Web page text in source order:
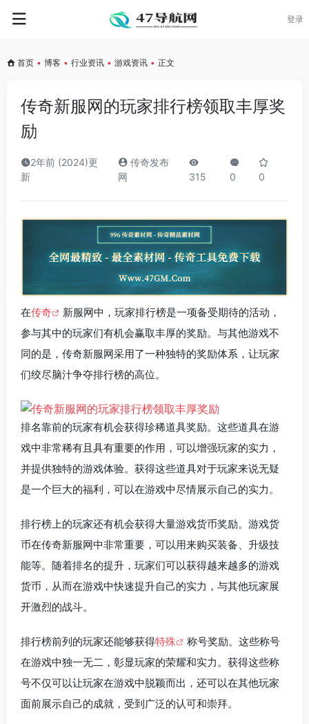
登录
首页 • 博客 • 行业资讯 • 游戏资讯 • 正文
传奇新服网的玩家排行榜领取丰厚奖
励
2年前 (2024)更
新
传奇发布
网
315 0 0
在传奇
新服网中，玩家排行榜是一项备受期待的活动，
参与其中的玩家们有机会赢取丰厚的奖励。与其他游戏不
同的是，传奇新服网采用了一种独特的奖励体系，让玩家
们绞尽脑汁争夺排行榜的高位。
排名靠前的玩家有机会获得珍稀道具奖励。这些道具在游
戏中非常稀有且具有重要的作用，可以增强玩家的实力，
并提供独特的游戏体验。获得这些道具对于玩家来说无疑
是一个巨大的福利，可以在游戏中尽情展示自己的实力。
排行榜上的玩家还有机会获得大量游戏货币奖励。游戏货
币在传奇新服网中非常重要，可以用来购买装备、升级技
能等。随着排名的提升，玩家们可以获得越来越多的游戏
货币，从而在游戏中快速提升自己的实力，与其他玩家展
开激烈的战斗。
排行榜前列的玩家还能够获得特殊
称号奖励。这些称号
在游戏中独一无二，彰显玩家的荣耀和实力。获得这些称
号不仅可以让玩家在游戏中脱颖而出，还可以在其他玩家
面前展示自己的成就，受到广泛的认可和崇拜。